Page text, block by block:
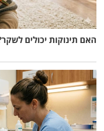
האם תינוקות יכולים